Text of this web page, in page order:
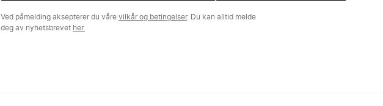
Ved påmelding aksepterer du våre vilkår og betingelser. Du kan alltid melde
deg av nyhetsbrevet her.